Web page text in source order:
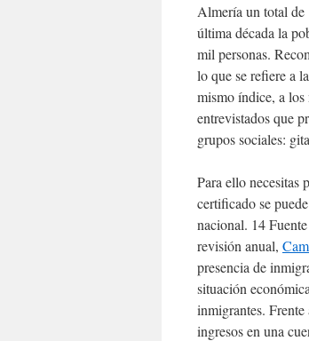
Almería un total de
última década la
mil personas.
lo que se refiere a
mismo índice, a
entrevistados que
grupos sociales:
Para ello necesitas
certificado se
nacional. 14
revisión anual,
presencia de
situación
inmigrantes.
ingresos en una